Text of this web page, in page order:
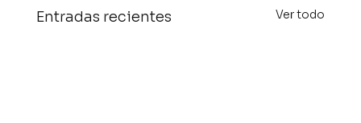
Entradas recientes Ver todo